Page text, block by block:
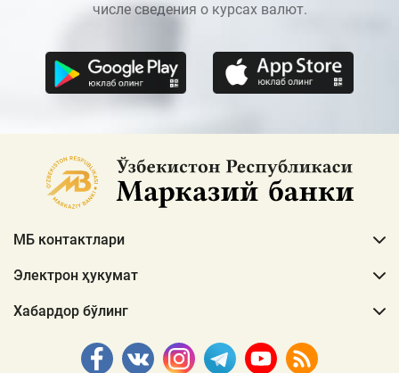
числе сведения о курсах валют.
МБ контактлари
Электрон ҳукумат
Хабардор бўлинг